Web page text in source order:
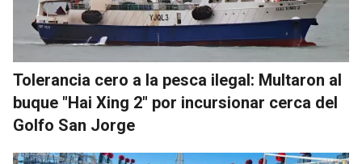
Tolerancia cero a la pesca ilegal: Multaron al
buque "Hai Xing 2" por incursionar cerca del
Golfo San Jorge